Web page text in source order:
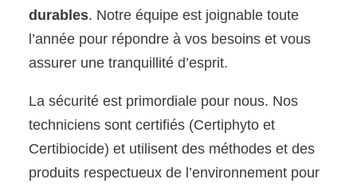
durables. Notre équipe est joignable toute
l’année pour répondre à vos besoins et vous
assurer une tranquillité d’esprit.
La sécurité est primordiale pour nous. Nos
techniciens sont certifiés (Certiphyto et
Certibiocide) et utilisent des méthodes et des
produits respectueux de l’environnement pour